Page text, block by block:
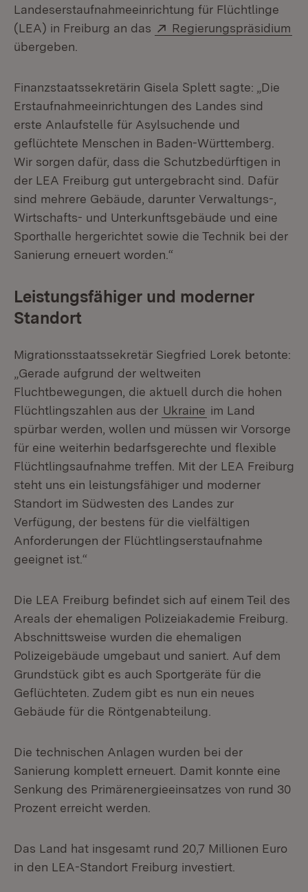
Landeserstaufnahmeeinrichtung für Flüchtlinge
(LEA) in Freiburg an das
Extern:
Regierungspräsidium
übergeben.
Finanzstaatssekretärin Gisela Splett sagte: „Die
Erstaufnahmeeinrichtungen des Landes sind
erste Anlaufstelle für Asylsuchende und
geflüchtete Menschen in Baden-Württemberg.
Wir sorgen dafür, dass die Schutzbedürftigen in
der LEA Freiburg gut untergebracht sind. Dafür
sind mehrere Gebäude, darunter Verwaltungs-,
Wirtschafts- und Unterkunftsgebäude und eine
Sporthalle hergerichtet sowie die Technik bei der
Sanierung erneuert worden.“
Leistungsfähiger und moderner
Standort
Migrationsstaatssekretär Siegfried Lorek betonte:
„Gerade aufgrund der weltweiten
Fluchtbewegungen, die aktuell durch die hohen
Flüchtlingszahlen aus der Ukraine im Land
spürbar werden, wollen und müssen wir Vorsorge
für eine weiterhin bedarfsgerechte und flexible
Flüchtlingsaufnahme treffen. Mit der LEA Freiburg
steht uns ein leistungsfähiger und moderner
Standort im Südwesten des Landes zur
Verfügung, der bestens für die vielfältigen
Anforderungen der Flüchtlingserstaufnahme
geeignet ist.“
Die LEA Freiburg befindet sich auf einem Teil des
Areals der ehemaligen Polizeiakademie Freiburg.
Abschnittsweise wurden die ehemaligen
Polizeigebäude umgebaut und saniert. Auf dem
Grundstück gibt es auch Sportgeräte für die
Geflüchteten. Zudem gibt es nun ein neues
Gebäude für die Röntgenabteilung.
Die technischen Anlagen wurden bei der
Sanierung komplett erneuert. Damit konnte eine
Senkung des Primärenergieeinsatzes von rund 30
Prozent erreicht werden.
Das Land hat insgesamt rund 20,7 Millionen Euro
in den LEA-Standort Freiburg investiert.